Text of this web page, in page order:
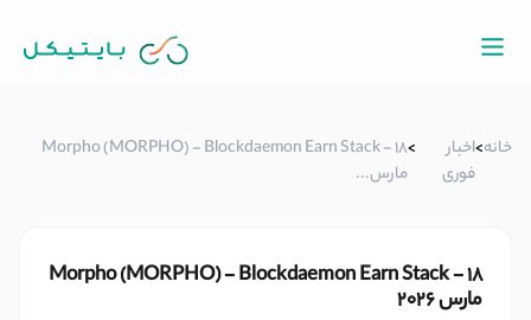
خانه>اخبار
فوری
>Morpho (MORPHO) - Blockdaemon Earn Stack - ۱۸
مارس...
Morpho (MORPHO) - Blockdaemon Earn Stack - ۱۸
مارس ۲۰۲۶